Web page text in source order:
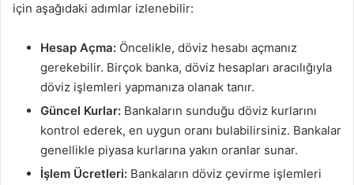
için aşağıdaki adımlar izlenebilir:
Hesap Açma: Öncelikle, döviz hesabı açmanız
gerekebilir. Birçok banka, döviz hesapları aracılığıyla
döviz işlemleri yapmanıza olanak tanır.
Güncel Kurlar: Bankaların sunduğu döviz kurlarını
kontrol ederek, en uygun oranı bulabilirsiniz. Bankalar
genellikle piyasa kurlarına yakın oranlar sunar.
İşlem Ücretleri: Bankaların döviz çevirme işlemleri